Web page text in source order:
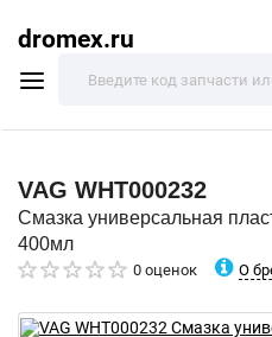
dromex.ru
VAG WHT000232
Смазка универсальная
400мл
0 оценок О